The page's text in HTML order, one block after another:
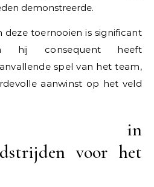
demonstreerde.
deze toernooien is significant
hij consequent heeft
spel van het team,
aanwinst op het veld
in
voor het